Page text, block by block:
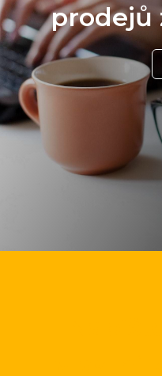
prodejů